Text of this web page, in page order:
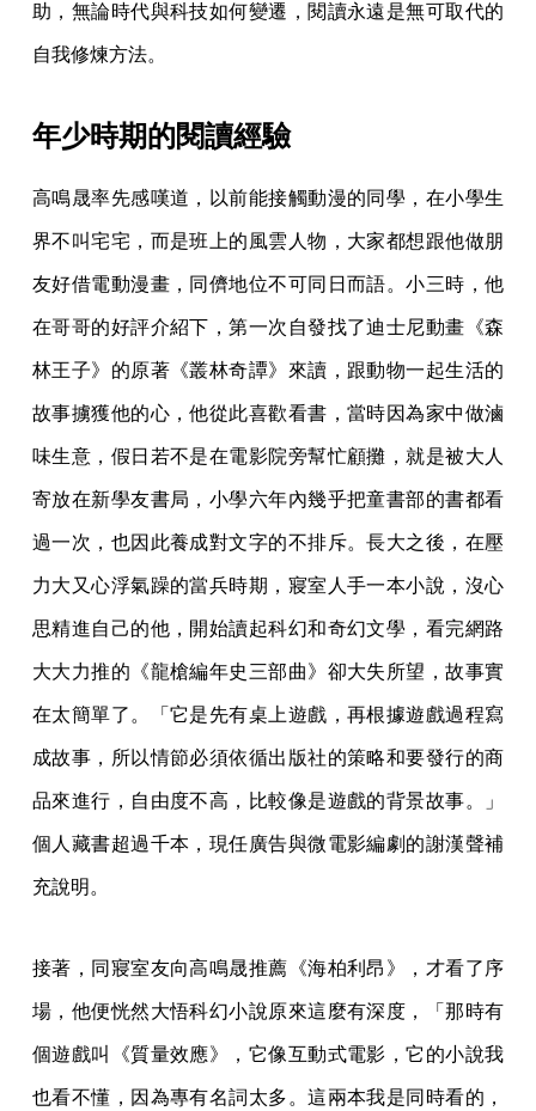
助，無論時代與科技如何變遷，閱讀永遠是無可取代的
自我修煉方法。
年少時期的閱讀經驗
高鳴晟率先感嘆道，以前能接觸動漫的同學，在小學生
界不叫宅宅，而是班上的風雲人物，大家都想跟他做朋
友好借電動漫畫，同儕地位不可同日而語。小三時，他
在哥哥的好評介紹下，第一次自發找了迪士尼動畫《森
林王子》的原著《叢林奇譚》來讀，跟動物一起生活的
故事擄獲他的心，他從此喜歡看書，當時因為家中做滷
味生意，假日若不是在電影院旁幫忙顧攤，就是被大人
寄放在新學友書局，小學六年內幾乎把童書部的書都看
過一次，也因此養成對文字的不排斥。長大之後，在壓
力大又心浮氣躁的當兵時期，寢室人手一本小說，沒心
思精進自己的他，開始讀起科幻和奇幻文學，看完網路
大大力推的《龍槍編年史三部曲》卻大失所望，故事實
在太簡單了。「它是先有桌上遊戲，再根據遊戲過程寫
成故事，所以情節必須依循出版社的策略和要發行的商
品來進行，自由度不高，比較像是遊戲的背景故事。」
個人藏書超過千本，現任廣告與微電影編劇的謝漢聲補
充說明。
接著，同寢室友向高鳴晟推薦《海柏利昂》，才看了序
場，他便恍然大悟科幻小說原來這麼有深度，「那時有
個遊戲叫《質量效應》，它像互動式電影，它的小說我
也看不懂，因為專有名詞太多。這兩本我是同時看的，